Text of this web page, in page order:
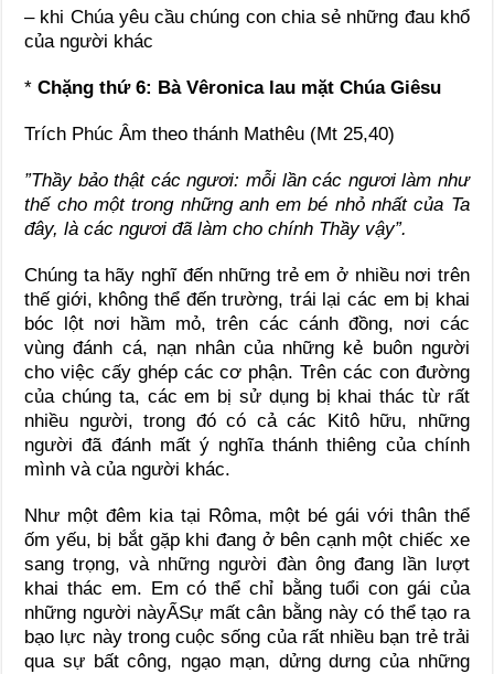
– khi Chúa yêu cầu chúng con chia sẻ những đau khổ
của người khác
*Chặng thứ 6: Bà Vêronica lau mặt Chúa Giêsu
Trích Phúc Âm theo thánh Mathêu (Mt 25,40)
”Thầy bảo thật các ngươi: mỗi lần các ngươi làm như
thế cho một trong những anh em bé nhỏ nhất của Ta
đây, là các ngươi đã làm cho chính Thầy vậy”.
Chúng ta hãy nghĩ đến những trẻ em ở nhiều nơi trên
thế giới, không thể đến trường, trái lại các em bị khai
bóc lột nơi hầm mỏ, trên các cánh đồng, nơi các
vùng đánh cá, nạn nhân của những kẻ buôn người
cho việc cấy ghép các cơ phận. Trên các con đường
của chúng ta, các em bị sử dụng bị khai thác từ rất
nhiều người, trong đó có cả các Kitô hữu, những
người đã đánh mất ý nghĩa thánh thiêng của chính
mình và của người khác.
Như một đêm kia tại Rôma, một bé gái với thân thể
ốm yếu, bị bắt gặp khi đang ở bên cạnh một chiếc xe
sang trọng, và những người đàn ông đang lần lượt
khai thác em. Em có thể chỉ bằng tuổi con gái của
những người nàyẨSự mất cân bằng này có thể tạo ra
bạo lực này trong cuộc sống của rất nhiều bạn trẻ trải
qua sự bất công, ngạo mạn, dửng dưng của những